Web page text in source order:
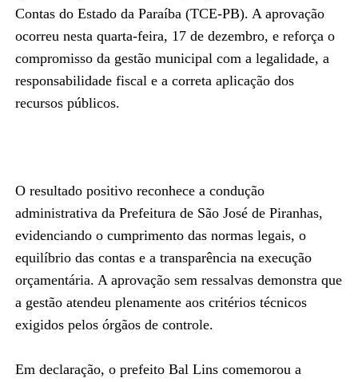
Contas do Estado da Paraíba (TCE-PB). A aprovação
ocorreu nesta quarta-feira, 17 de dezembro, e reforça o
compromisso da gestão municipal com a legalidade, a
responsabilidade fiscal e a correta aplicação dos
recursos públicos.
O resultado positivo reconhece a condução
administrativa da Prefeitura de São José de Piranhas,
evidenciando o cumprimento das normas legais, o
equilíbrio das contas e a transparência na execução
orçamentária. A aprovação sem ressalvas demonstra que
a gestão atendeu plenamente aos critérios técnicos
exigidos pelos órgãos de controle.
Em declaração, o prefeito Bal Lins comemorou a